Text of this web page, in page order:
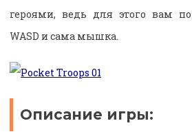
героями, ведь для этого вам
WASD и сама мышка.
Описание игры: